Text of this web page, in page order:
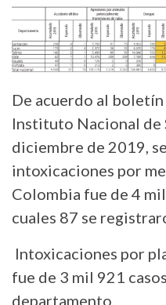
De acuerdo al
Instituto Nacional de
diciembre de 2019,
intoxicaciones por
Colombia fue de 4
cuales 87 se
Intoxicaciones por
fue de 3 mil 921
departamento.